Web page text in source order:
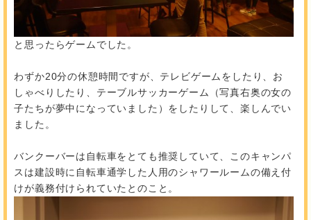
と思ったらゲームでした。
わずか20分の休憩時間ですが、テレビゲームをしたり、お
しゃべりしたり、テーブルサッカーゲーム（写真右奥の女の
子たちが夢中になっていました）をしたりして、楽しんでい
ました。
バンクーバーは自転車をとても推奨していて、このキャンパ
スは建設時に自転車通学した人用のシャワールームの備え付
けが義務付けられていたとのこと。